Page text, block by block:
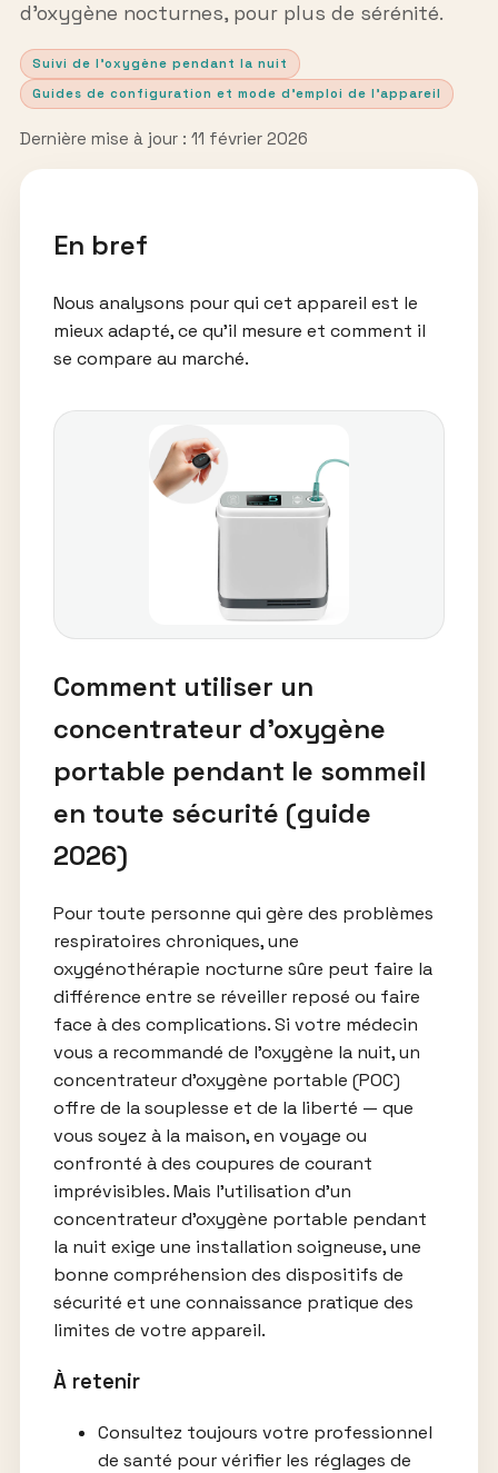
d’oxygène nocturnes, pour plus de sérénité.
Suivi de l’oxygène pendant la nuit
Guides de configuration et mode d’emploi de l’appareil
Dernière mise à jour : 11 février 2026
En bref
Nous analysons pour qui cet appareil est le
mieux adapté, ce qu’il mesure et comment il
se compare au marché.
Comment utiliser un
concentrateur d’oxygène
portable pendant le sommeil
en toute sécurité (guide
2026)
Pour toute personne qui gère des problèmes
respiratoires chroniques, une
oxygénothérapie nocturne sûre peut faire la
différence entre se réveiller reposé ou faire
face à des complications. Si votre médecin
vous a recommandé de l’oxygène la nuit, un
concentrateur d’oxygène portable (POC)
offre de la souplesse et de la liberté — que
vous soyez à la maison, en voyage ou
confronté à des coupures de courant
imprévisibles. Mais l’utilisation d’un
concentrateur d’oxygène portable pendant
la nuit exige une installation soigneuse, une
bonne compréhension des dispositifs de
sécurité et une connaissance pratique des
limites de votre appareil.
À retenir
Consultez toujours votre professionnel
de santé pour vérifier les réglages de